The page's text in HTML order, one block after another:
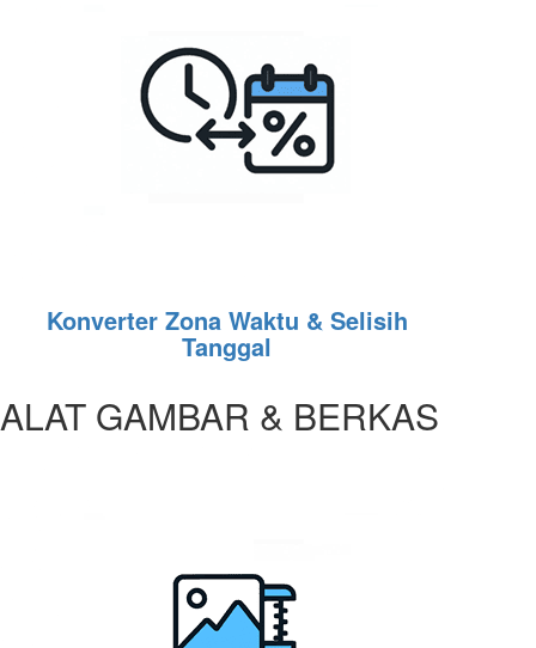
Konverter Zona Waktu & Selisih
Tanggal
ALAT GAMBAR & BERKAS